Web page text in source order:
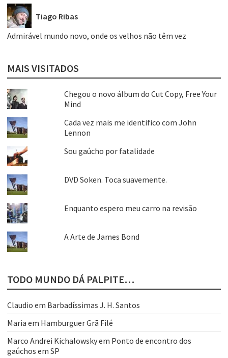
Tiago Ribas
Admirável mundo novo, onde os velhos não têm vez
MAIS VISITADOS
Chegou o novo álbum do Cut Copy, Free Your
Mind
Cada vez mais me identifico com John
Lennon
Sou gaúcho por fatalidade
DVD Soken. Toca suavemente.
Enquanto espero meu carro na revisão
A Arte de James Bond
TODO MUNDO DÁ PALPITE…
Claudio em Barbadíssimas J. H. Santos
Maria em Hamburguer Grã Filé
Marco Andrei Kichalowskyem Ponto de encontro dos
gaúchos em SP